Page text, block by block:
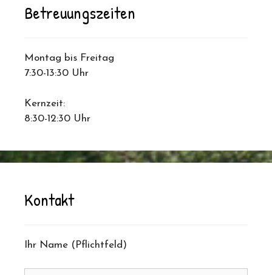
Betreuungszeiten
Montag bis Freitag
7:30-13:30 Uhr
Kernzeit:
8:30-12:30 Uhr
Kontakt
Ihr Name (Pflichtfeld)